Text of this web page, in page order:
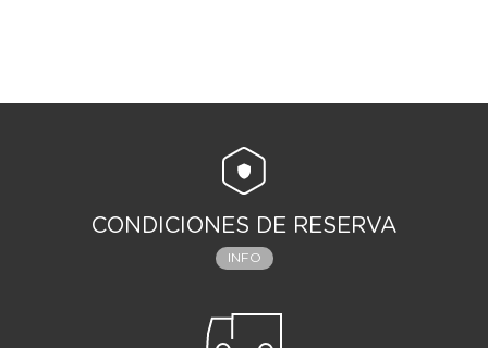
CONDICIONES DE RESERVA
INFO